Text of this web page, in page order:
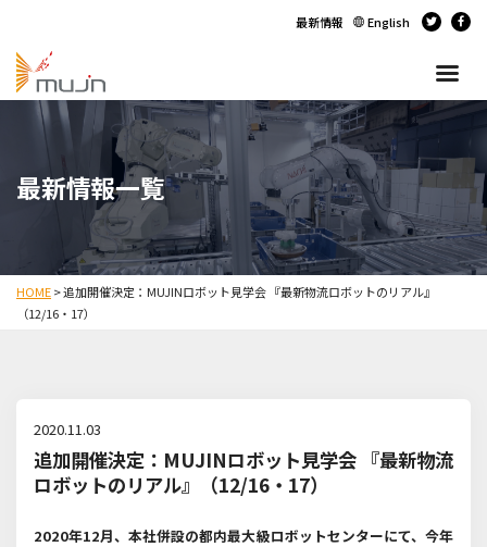
最新情報 English
最新情報一覧
HOME>追加開催決定：MUJINロボット見学会 『最新物流ロボットのリアル』
（12/16・17）
2020.11.03
追加開催決定：MUJINロボット見学会 『最新物流
ロボットのリアル』（12/16・17）
2020年12月、本社併設の都内最大級ロボットセンターにて、今年